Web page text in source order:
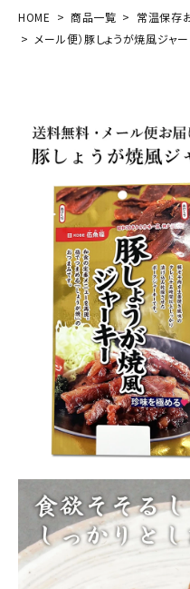
お酒別オススメ
価格別
お問い合わせ
ご利用ガイド
直営店
HOME 商品一覧
常温保存
メール便）豚しょうが焼風ジ